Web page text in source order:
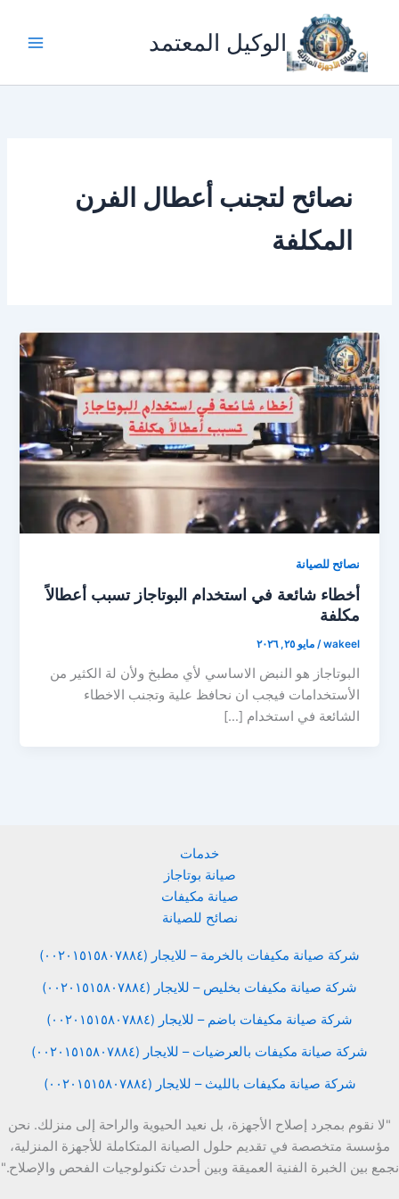
المحتوى
الوكيل المعتمد
نصائح لتجنب أعطال الفرن
المكلفة
نصائح للصيانة
أخطاء شائعة في استخدام البوتاجاز تسبب أعطالاً
مكلفة
wakeel
/مايو ٢٥, ٢٠٢٦
البوتاجاز هو النبض الاساسي لأي مطبخ ولأن لة الكثير من
الأستخدامات فيجب ان نحافظ علية وتجنب الاخطاء
الشائعة في استخدام […]
خدمات
صيانة بوتاجاز
صيانة مكيفات
نصائح للصيانة
شركة صيانة مكيفات بالخرمة – للايجار (٠٠٢٠١٥١٥٨٠٧٨٨٤)
شركة صيانة مكيفات بخليص – للايجار (٠٠٢٠١٥١٥٨٠٧٨٨٤)
شركة صيانة مكيفات باضم – للايجار (٠٠٢٠١٥١٥٨٠٧٨٨٤)
شركة صيانة مكيفات بالعرضيات – للايجار (٠٠٢٠١٥١٥٨٠٧٨٨٤)
شركة صيانة مكيفات بالليث – للايجار (٠٠٢٠١٥١٥٨٠٧٨٨٤)
"لا نقوم بمجرد إصلاح الأجهزة، بل نعيد الحيوية والراحة إلى منزلك. نحن
مؤسسة متخصصة في تقديم حلول الصيانة المتكاملة للأجهزة المنزلية،
نجمع بين الخبرة الفنية العميقة وبين أحدث تكنولوجيات الفحص والإصلاح."